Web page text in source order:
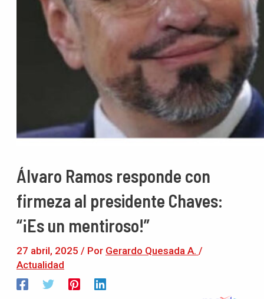
Álvaro Ramos responde con
firmeza al presidente Chaves:
“¡Es un mentiroso!”
27 abril, 2025 / Por Gerardo Quesada A. /
Actualidad